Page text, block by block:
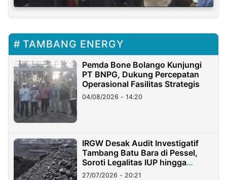
TAMBANG ENERGY
Pemda Bone Bolango Kunjungi
PT BNPG, Dukung Percepatan
Operasional Fasilitas Strategis
04/08/2026 - 14:20
IRGW Desak Audit Investigatif
Tambang Batu Bara di Pessel,
Soroti Legalitas IUP hingga
Stockpile
27/07/2026 - 20:21